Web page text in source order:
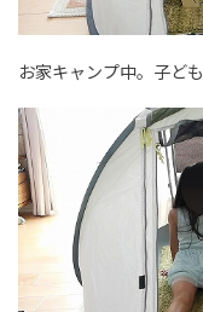
お家キャンプ中。子ど